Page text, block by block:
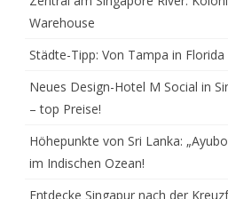
Warehouse
Städte-Tipp: Von Tampa in
Neues Design-Hotel M Social in
– top Preise!
Höhepunkte von Sri Lanka:
im Indischen Ozean!
Entdecke Singapur nach der